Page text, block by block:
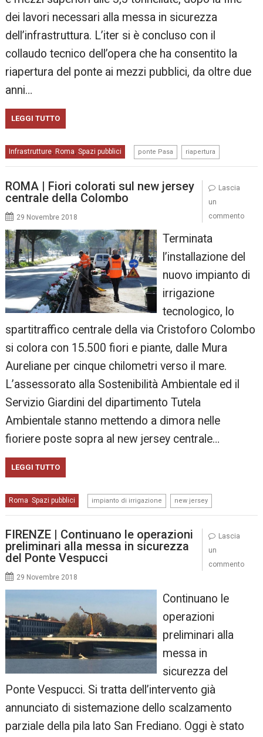
dei lavori necessari alla messa in sicurezza
dell’infrastruttura. L’iter si è concluso con il
collaudo tecnico dell’opera che ha consentito la
riapertura del ponte ai mezzi pubblici, da oltre due
anni…
LEGGI TUTTO
Infrastrutture, Roma,Spazi pubblici ponte Pasa riapertura
ROMA | Fiori colorati sul new jersey
centrale della Colombo
29 Novembre 2018
Terminata
l’installazione del
nuovo impianto di
irrigazione
tecnologico, lo
spartitraffico centrale della via Cristoforo Colombo
si colora con 15.500 fiori e piante, dalle Mura
Aureliane per cinque chilometri verso il mare.
L’assessorato alla Sostenibilità Ambientale ed il
Servizio Giardini del dipartimento Tutela
Ambientale stanno mettendo a dimora nelle
fioriere poste sopra al new jersey centrale…
LEGGI TUTTO
Roma,Spazi pubblici impianto di irrigazione new jersey
Lascia
un
commento
FIRENZE | Continuano le operazioni
preliminari alla messa in sicurezza
del Ponte Vespucci
29 Novembre 2018
Continuano le
operazioni
preliminari alla
messa in
sicurezza del
Ponte Vespucci. Si tratta dell’intervento già
annunciato di sistemazione dello scalzamento
parziale della pila lato San Frediano. Oggi è stato
Lascia
un
commento